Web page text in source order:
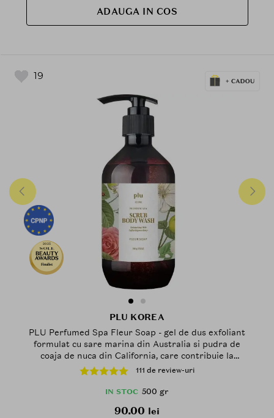
ADAUGA IN COS
19
2025
Finalist
PLU KOREA
PLU Perfumed Spa Fleur Soap - gel de dus exfoliant
formulat cu sare marina din Australia si pudra de
coaja de nuca din California, care contribuie la
curatarea pielii si la metinerea hidratarii - 500 gr
111 de review-uri
IN STOC 500 gr
90.00 lei